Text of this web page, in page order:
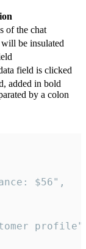
of the chat
be insulated
field is clicked
added in bold
by a colon
$56",